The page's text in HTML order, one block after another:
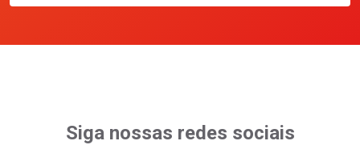
Siga nossas redes sociais